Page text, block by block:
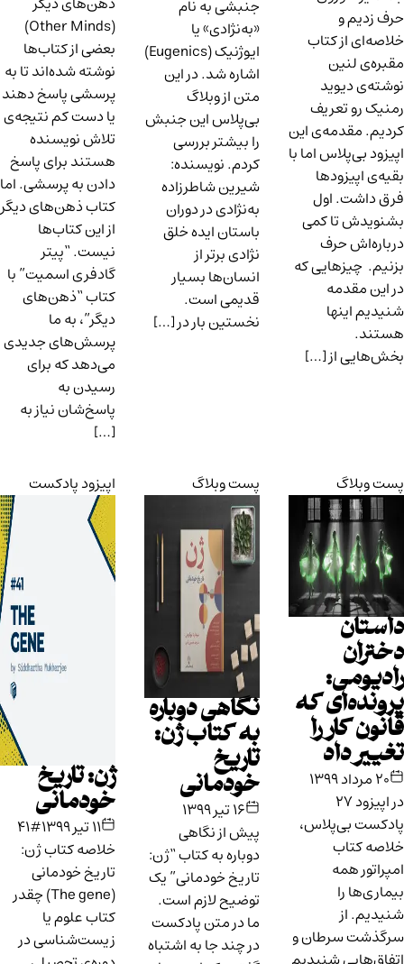
حرف زدیم و
خلاصه‌ای از کتاب
مقبره‌ی لنین
نوشته‌ی دیوید
رمنیک رو تعریف
کردیم. مقدمه‌ی این
اپیزود بی‌پلاس اما با
بقیه‌ی اپیزودها
فرق داشت. اول
بشنویدش تا کمی
درباره‌اش حرف
بزنیم. چیزهایی که
در این مقدمه
شنیدیم اینها
هستند.
بخش‌هایی از […]
جنبشی به نام
«به‌نژادی» یا
ایوژنیک (Eugenics)
اشاره شد. در این
متن از وبلاگ
بی‌پلاس این جنبش
را بیشتر بررسی
کردم. نویسنده:
شیرین شاطرزاده
به‌نژادی در دوران
باستان ایده خلق
نژادی برتر از
انسان‌ها بسیار
قدیمی است.
نخستین بار در […]
(Other Minds)
بعضی از کتاب‌ها
نوشته شده‌اند تا به
پرسشی پاسخ دهند
یا دست کم نتیجه‌ی
تلاش نویسنده
هستند برای پاسخ
دادن به پرسشی. اما
کتاب ذهن‌های دیگر
از این کتاب‌ها
نیست. “پیتر
گادفری اسمیت” با
کتاب “ذهن‌های
دیگر”، به ما
پرسش‌های جدیدی
می‌دهد که برای
رسیدن به
پاسخ‌شان نیاز به
[…]
پست وبلاگ
داستان
دختران
رادیومی:
پرونده‌ای که
قانون کار را
تغییر داد
۲۰ مرداد ۱۳۹۹
در اپیزود ۲۷
پادکست بی‌پلاس،
خلاصه کتاب
امپراتور همه
بیماری‌ها را
شنیدیم. از
سرگذشت سرطان و
پست وبلاگ
نگاهی دوباره
به کتاب ژن:
تاریخ
خودمانی
۱۶ تیر ۱۳۹۹
پیش از نگاهی
دوباره به کتاب “ژن:
تاریخ خودمانی” یک
توضیح لازم است.
ما در متن پادکست
در چند جا به اشتباه
اپیزود پادکست
ژن: تاریخ
خودمانی
۱۱ تیر ۱۳۹۹
#41
خلاصه کتاب ژن:
تاریخ خودمانی
(The gene) چقدر
کتاب علوم یا
زیست‌شناسی در